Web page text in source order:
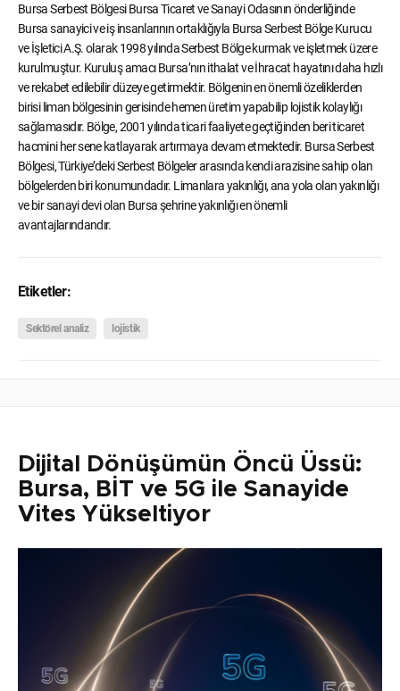
Bursa Serbest Bölgesi Bursa Ticaret ve Sanayi Odasının önderliğinde
Bursa sanayici ve iş insanlarının ortaklığıyla Bursa Serbest Bölge Kurucu
ve İşletici A.Ş. olarak 1998 yılında Serbest Bölge kurmak ve işletmek üzere
kurulmuştur. Kuruluş amacı Bursa’nın ithalat ve İhracat hayatını daha hızlı
ve rekabet edilebilir düzeye getirmektir. Bölgenin en önemli özeliklerden
birisi liman bölgesinin gerisinde hemen üretim yapabilip lojistik kolaylığı
sağlamasıdır. Bölge, 2001 yılında ticari faaliyete geçtiğinden beri ticaret
hacmini her sene katlayarak artırmaya devam etmektedir. Bursa Serbest
Bölgesi, Türkiye’deki Serbest Bölgeler arasında kendi arazisine sahip olan
bölgelerden biri konumundadır. Limanlara yakınlığı, ana yola olan yakınlığı
ve bir sanayi devi olan Bursa şehrine yakınlığı en önemli
avantajlarındandır.
Etiketler:
Sektörel analiz lojistik
Dijital Dönüşümün Öncü Üssü:
Bursa, BİT ve 5G ile Sanayide
Vites Yükseltiyor